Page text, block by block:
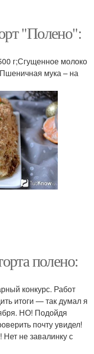
"Полено":
г;Сгущенное молоко
мука – на
полено:
конкурс. Работ
итоги — так думал я
НО! Подойдя
почту увидел!
не завалинку с